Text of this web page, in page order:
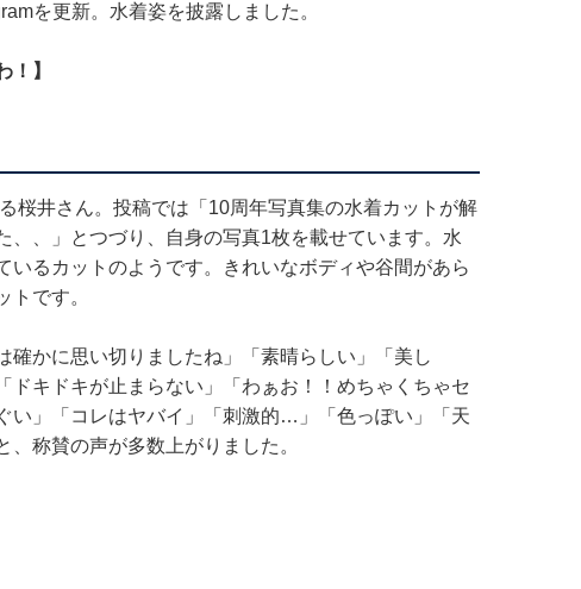
を更新。水着姿を披露しました。
！】
桜井さん。投稿では「10周年写真集の水着カットが解
、」とつづり、自身の写真1枚を載せています。水
るカットのようです。きれいなボディや谷間があら
です。
かに思い切りましたね」「素晴らしい」「美し
キドキが止まらない」「わぁお！！めちゃくちゃセ
い」「コレはヤバイ」「刺激的…」「色っぽい」「天
称賛の声が多数上がりました。